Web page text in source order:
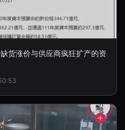
货涨价与供应商疯狂扩产的资